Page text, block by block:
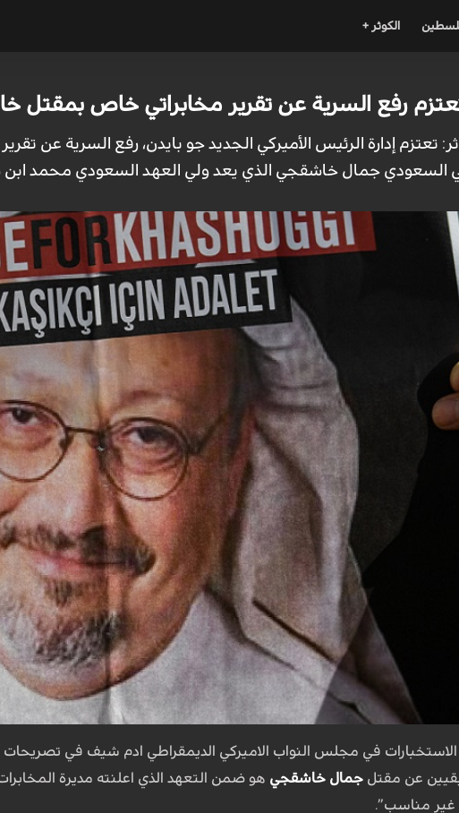
الكوثر +
تعتزم رفع السرية عن تقرير مخابراتي خاص بمقتل
تعتزم إدارة الرئيس الأميركي الجديد جو بايدن، رفع السرية عن
السعودي جمال خاشقجي الذي يعد ولي العهد السعودي محمد ابن
في مجلس النواب الاميركي الديمقراطي ادم شيف في تصريحات
عن مقتل جمال خاشقجي هو ضمن التعهد الذي اعلنته مديرة
غير مناسب”.